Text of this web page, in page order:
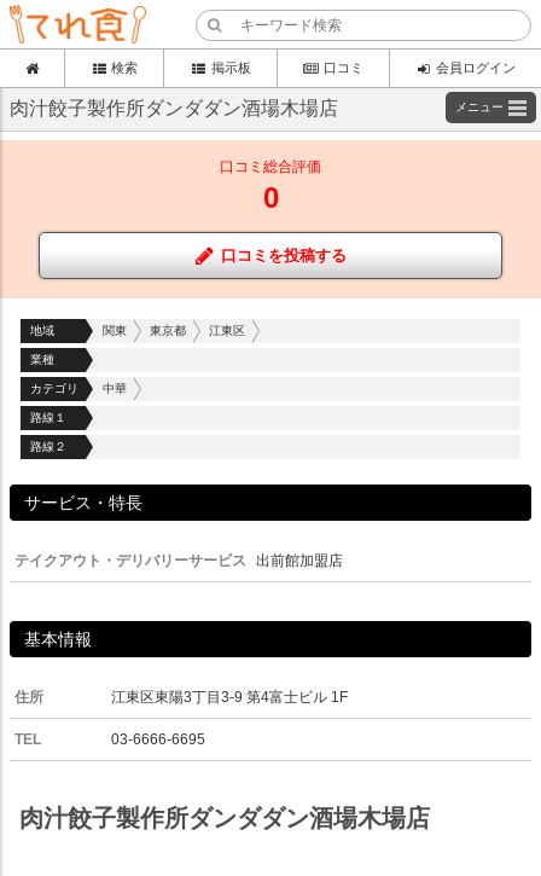
検索 掲示板 口コミ 会員ログイン
肉汁餃子製作所ダンダダン酒場木場店 メニュー
口コミ総合評価
0
口コミを投稿する
地域 関東 東京都 江東区
業種
カテゴリ 中華
路線１
路線２
サービス・特長
テイクアウト・デリバリーサービス 出前館加盟店
基本情報
住所 江東区東陽3丁目3-9 第4富士ビル 1F
TEL 03-6666-6695
肉汁餃子製作所ダンダダン酒場木場店